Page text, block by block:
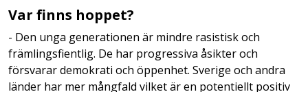
Var finns hoppet?
- Den unga generationen är mindre rasistisk och
främlingsfientlig. De har progressiva åsikter och
försvarar demokrati och öppenhet. Sverige och andra
länder har mer mångfald vilket är en potentiellt positiv